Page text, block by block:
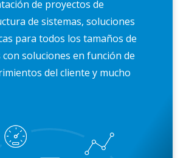
de proyectos de
de sistemas, soluciones
para todos los tamaños de
soluciones en función de
del cliente y mucho